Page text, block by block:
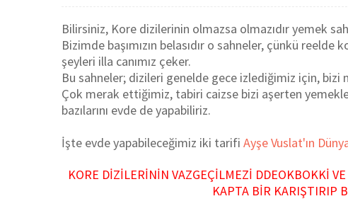
Bilirsiniz, Kore dizilerinin olmazsa olmazıdır yemek
Bizimde başımızın belasıdır o sahneler, çünkü
şeyleri illa canımız çeker.
Bu sahneler; dizileri genelde gece izlediğimiz için, bizi
Çok merak ettiğimiz, tabiri caizse bizi aşerten
bazılarını evde de yapabiliriz.
İşte evde yapabileceğimiz iki tarifi Ayşe Vuslat'ın
KORE DİZİLERİNİN VAZGEÇİLMEZİ DDEOKBOKKİ
KAPTA BİR KARIŞTIRIP